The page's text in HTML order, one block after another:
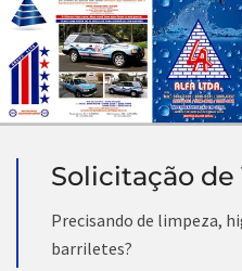
Solicitação de
Precisando de limpeza,
barriletes?